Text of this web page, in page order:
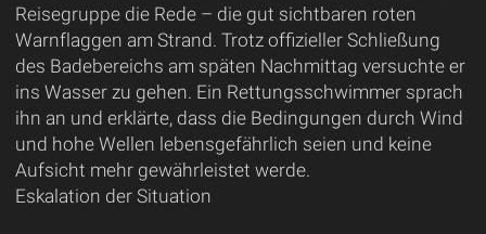
Reisegruppe die Rede – die gut sichtbaren roten
Warnflaggen am Strand. Trotz offizieller Schließung
des Badebereichs am späten Nachmittag versuchte er
ins Wasser zu gehen. Ein Rettungsschwimmer sprach
ihn an und erklärte, dass die Bedingungen durch Wind
und hohe Wellen lebensgefährlich seien und keine
Aufsicht mehr gewährleistet werde.
Eskalation der Situation